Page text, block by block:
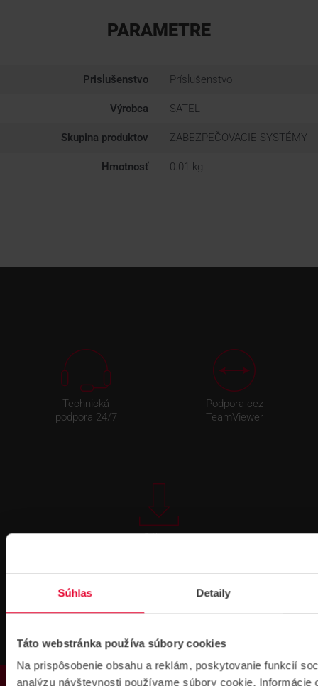
Súhlas Detaily
Táto webstránka používa súbory cookies
Na prispôsobenie obsahu a reklám, poskytovanie funkcií
analýzu návštevnosti používame súbory cookie. Informácie
PARAMETRE
Prislušenstvo Príslušenstvo
Výrobca SATEL
Skupina produktov ZABEZPEČOVACIE SYSTÉMY
Hmotnosť 0.01 kg
Technická
podpora 24/7
Podpora cez
TeamViewer
Súbory
Pre zákazníkov s rámovcovou zmluvou pri